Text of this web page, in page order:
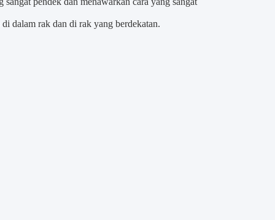
dalam rak dan di rak yang berdekatan.